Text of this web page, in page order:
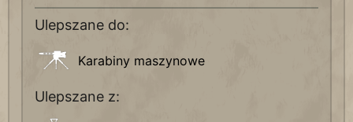
Ulepszane do:
Karabiny maszynowe
Ulepszane z: